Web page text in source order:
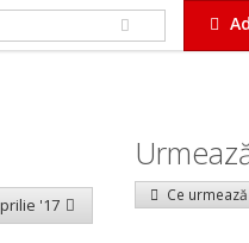
'17 Ce urmează